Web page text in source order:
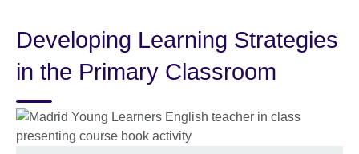
Developing Learning Strategies
in the Primary Classroom